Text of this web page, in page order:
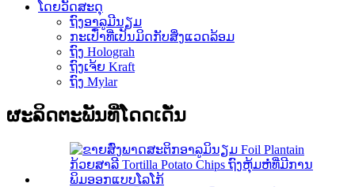
ໂດຍວັດສະດຸ
ຖົງອາລູມີນຽມ
ກະເປົ໋າທີ່ເປັນມິດກັບສິ່ງແວດລ້ອມ
ຖົງ Holograh
ຖົງເຈ້ຍ Kraft
ຖົງ Mylar
ຜະລິດຕະພັນທີ່ໂດດເດັ່ນ